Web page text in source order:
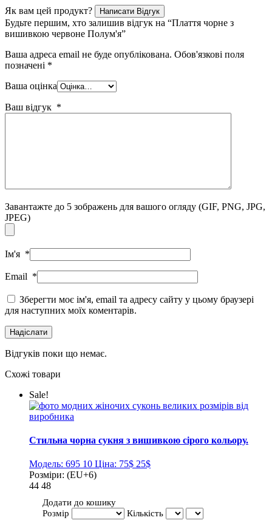
Як вам цей продукт? Написати Відгук
Будьте першим, хто залишив відгук на “Плаття чорне з
вишивкою червоне Полум'я”
Ваша адреса email не буде опублікована. Обов'язкові поля
позначені *
Ваша оцінка
Ваш відгук *
Завантажте до 5 зображень для вашого огляду (GIF, PNG, JPG,
JPEG)
Ім'я *
Email *
Зберегти моє ім'я, email та адресу сайту у цьому браузері
для наступних моїх коментарів.
Відгуків поки що немає.
Схожі товари
Sale!
Стильна чорна сукня з вишивкою сірого кольору.
Модель: 695 10 Ціна: 75$ 25$
Розміри: (EU+6)
44 48
Додати до кошику
Розмір
Кількість